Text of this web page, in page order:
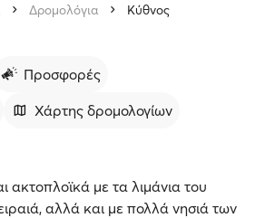
Δρομολόγια Κύθνος
Προσφορές
Χάρτης δρομολογίων
ακτοπλοϊκά με τα λιμάνια του
αλλά και με πολλά νησιά των